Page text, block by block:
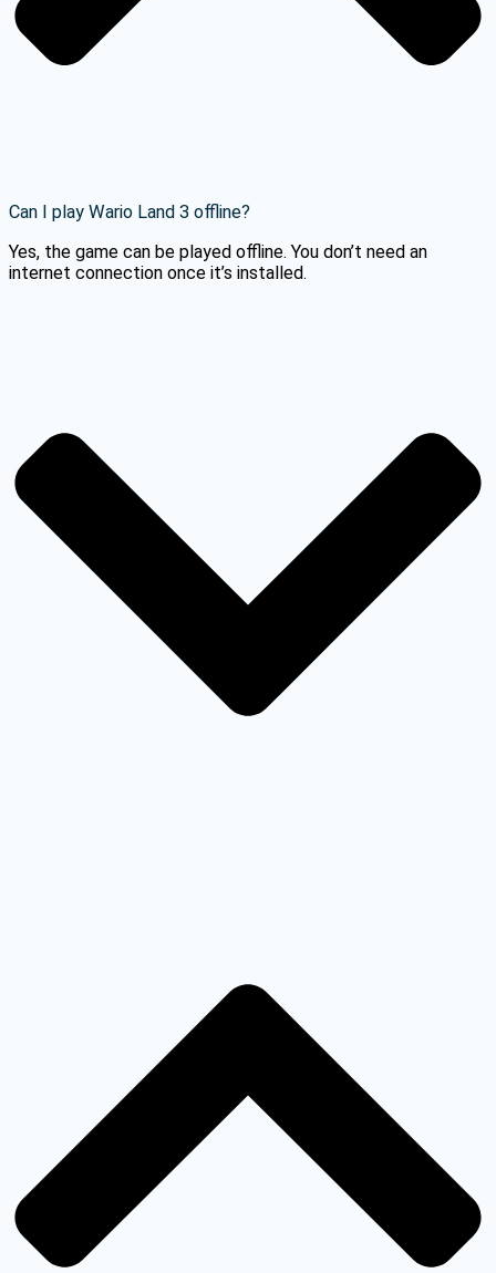
Can I play Wario Land 3 offline?
Yes, the game can be played offline. You don’t need an
internet connection once it’s installed.